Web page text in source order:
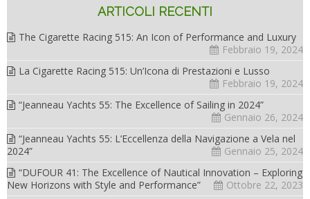
ARTICOLI RECENTI
The Cigarette Racing 515: An Icon of Performance and Luxury
Febbraio 19, 2024
La Cigarette Racing 515: Un’Icona di Prestazioni e Lusso
Febbraio 19, 2024
“Jeanneau Yachts 55: The Excellence of Sailing in 2024”
Gennaio 26, 2024
“Jeanneau Yachts 55: L’Eccellenza della Navigazione a Vela nel
2024”
Gennaio 25, 2024
“DUFOUR 41: The Excellence of Nautical Innovation – Exploring
New Horizons with Style and Performance”
Ottobre 22, 2023